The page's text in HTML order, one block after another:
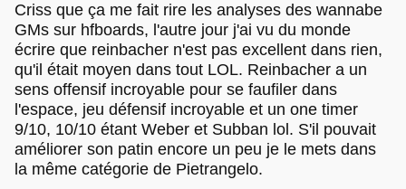
Criss que ça me fait rire les analyses des wannabe
GMs sur hfboards, l'autre jour j'ai vu du monde
écrire que reinbacher n'est pas excellent dans rien,
qu'il était moyen dans tout LOL. Reinbacher a un
sens offensif incroyable pour se faufiler dans
l'espace, jeu défensif incroyable et un one timer
9/10, 10/10 étant Weber et Subban lol. S'il pouvait
améliorer son patin encore un peu je le mets dans
la même catégorie de Pietrangelo.